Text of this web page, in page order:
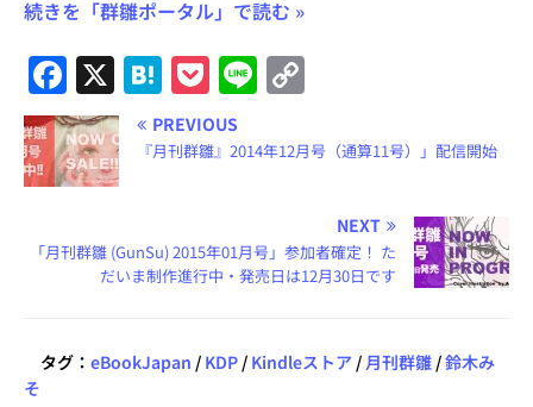
続きを「群雛ポータル」で読む »
F
a
c
e
o
k
X H
at
e
P
o
c
Li
n
e p
n
PREVIOUS
『月刊群雛』2014年12月号（通算11号）」配信開始
NEXT
「月刊群雛 (GunSu) 2015年01月号」参加者確定！ た
だいま制作進行中・発売日は12月30日です
タグ： eBookJapan / KDP / Kindleストア / 月刊群雛 /鈴木み
そ